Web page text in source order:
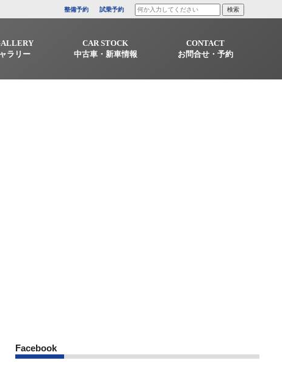
整備予約 試乗予約
ラリー
CAR STOCK
中古車・新車情報
CONTACT
お問合せ・予約
Facebook